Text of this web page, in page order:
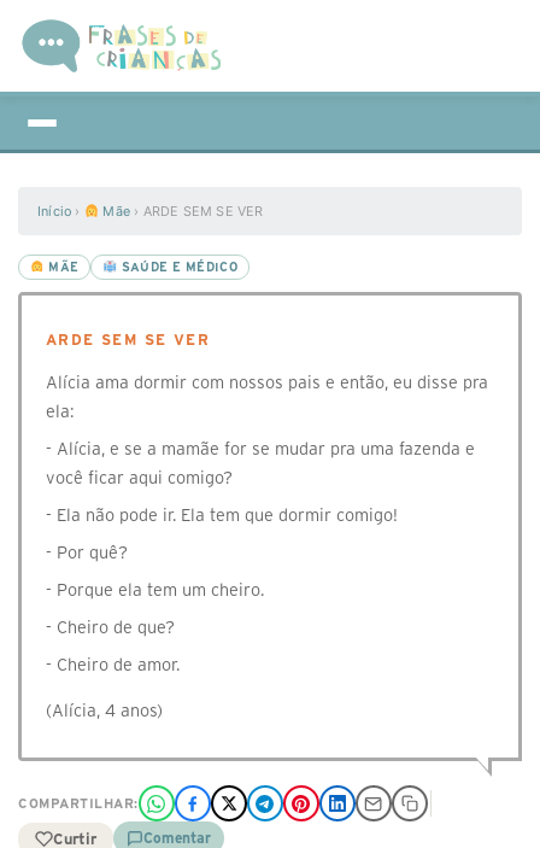
Início › Mãe › ARDE SEM SE VER
MÃE SAÚDE E MÉDICO
ARDE SEM SE VER
Alícia ama dormir com nossos pais e então, eu disse pra
ela:
- Alícia, e se a mamãe for se mudar pra uma fazenda e
você ficar aqui comigo?
- Ela não pode ir. Ela tem que dormir comigo!
- Por quê?
- Porque ela tem um cheiro.
- Cheiro de que?
- Cheiro de amor.
(Alícia, 4 anos)
COMPARTILHAR:
Curtir Comentar